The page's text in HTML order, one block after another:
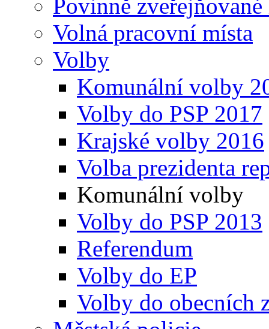
Povinně
Volná pracovní místa
Volby
Komunální volby
Volby do PSP 2017
Krajské volby 2016
Volba prezidenta
Komunální volby
Volby do PSP 2013
Referendum
Volby do EP
Volby do obecních